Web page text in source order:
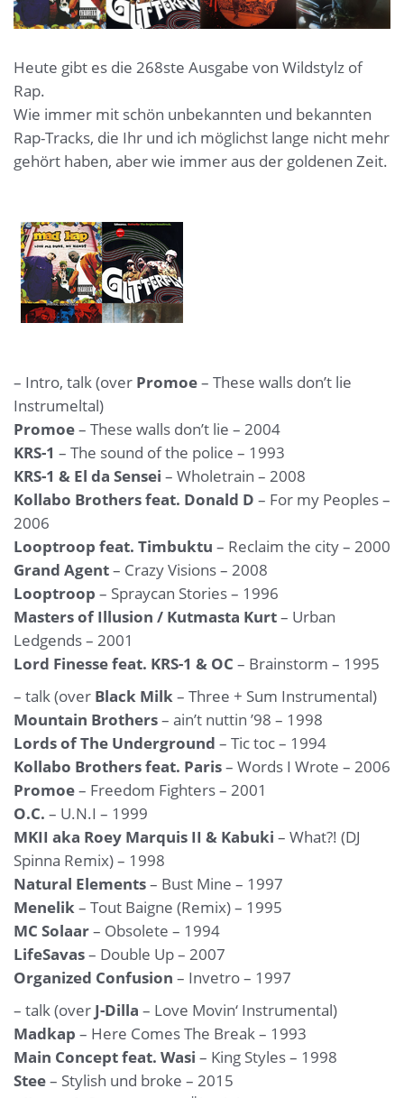
Heute gibt es die 268ste Ausgabe von Wildstylz of
Rap.
Wie immer mit schön unbekannten und bekannten
Rap-Tracks, die Ihr und ich möglichst lange nicht mehr
gehört haben, aber wie immer aus der goldenen Zeit.
– Intro, talk (over Promoe– These walls don’t lie
Instrumeltal)
Promoe– These walls don’t lie – 2004
KRS-1 – The sound of the police – 1993
KRS-1 & El da Sensei – Wholetrain – 2008
Kollabo Brothers feat. Donald D – For my Peoples –
2006
Looptroop feat. Timbuktu – Reclaim the city – 2000
Grand Agent– Crazy Visions – 2008
Looptroop – Spraycan Stories – 1996
Masters of Illusion / Kutmasta Kurt– Urban
Ledgends – 2001
Lord Finesse feat. KRS-1 & OC – Brainstorm – 1995
– talk (over Black Milk– Three + Sum Instrumental)
Mountain Brothers– ain’t nuttin ’98 – 1998
Lords of The Underground – Tic toc – 1994
Kollabo Brothers feat. Paris– Words I Wrote – 2006
Promoe– Freedom Fighters – 2001
O.C. – U.N.I – 1999
MKII aka Roey Marquis II & Kabuki – What?! (DJ
Spinna Remix) – 1998
Natural Elements– Bust Mine – 1997
Menelik– Tout Baigne (Remix) – 1995
MC Solaar– Obsolete – 1994
LifeSavas– Double Up – 2007
Organized Confusion – Invetro – 1997
– talk (over J-Dilla – Love Movin‘ Instrumental)
Madkap – Here Comes The Break – 1993
Main Concept feat. Wasi – King Styles – 1998
Stee– Stylish und broke – 2015